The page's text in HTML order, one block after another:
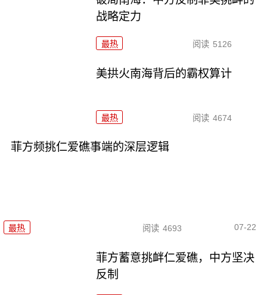
战略定力
最热 阅读 5126
美拱火南海背后的霸权算计
最热 阅读 4674
菲方频挑仁爱礁事端的深层逻辑
最热 阅读 4693 07-22
菲方蓄意挑衅仁爱礁，中方坚决
反制